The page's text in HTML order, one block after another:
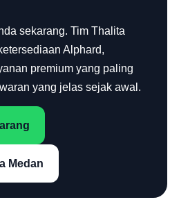
sekarang. Tim Thalita
Alphard,
premium yang paling
yang jelas sejak awal.
Medan